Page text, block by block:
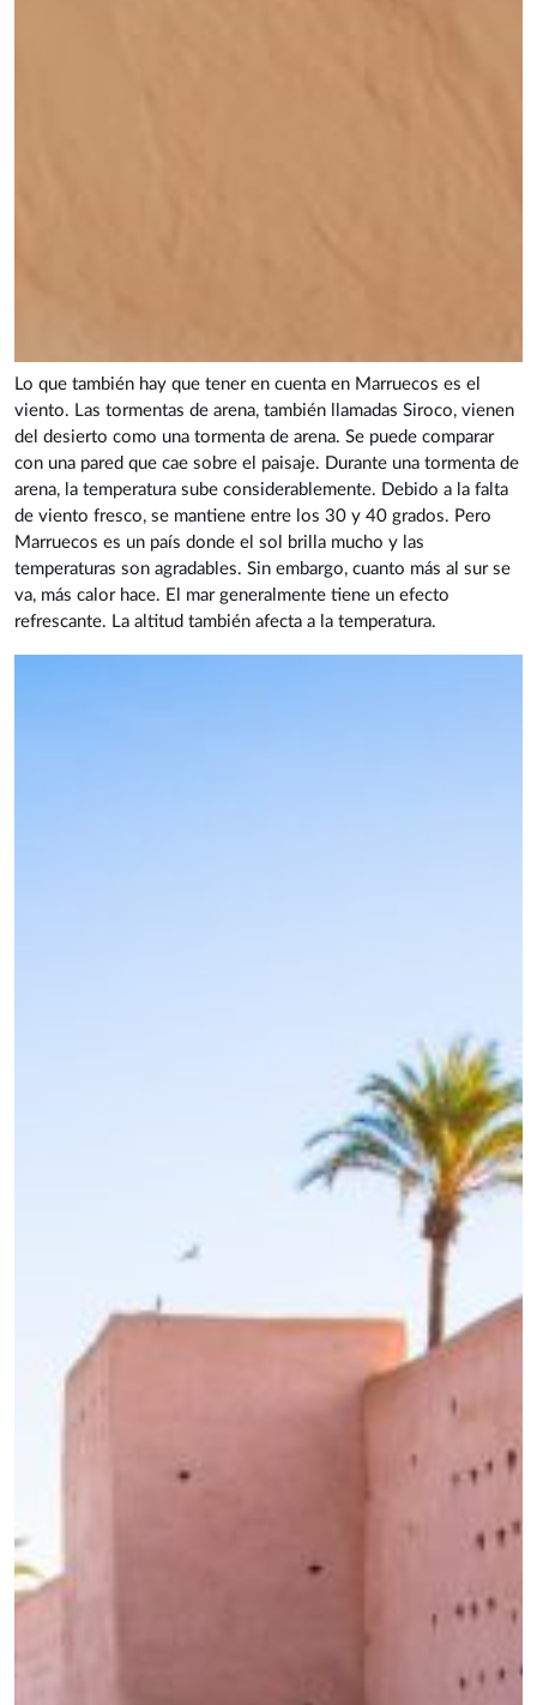
Lo que también hay que tener en cuenta en Marruecos es el
viento. Las tormentas de arena, también llamadas Siroco, vienen
del desierto como una tormenta de arena. Se puede comparar
con una pared que cae sobre el paisaje. Durante una tormenta de
arena, la temperatura sube considerablemente. Debido a la falta
de viento fresco, se mantiene entre los 30 y 40 grados. Pero
Marruecos es un país donde el sol brilla mucho y las
temperaturas son agradables. Sin embargo, cuanto más al sur se
va, más calor hace. El mar generalmente tiene un efecto
refrescante. La altitud también afecta a la temperatura.